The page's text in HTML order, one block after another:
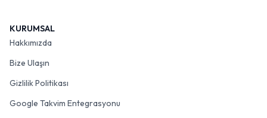
KURUMSAL
Hakkımızda
Bize Ulaşın
Gizlilik Politikası
Google Takvim Entegrasyonu